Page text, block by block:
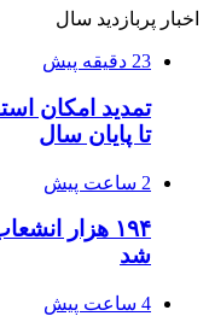
اخبار پربازدید سال
23 دقیقه پیش
تمدید امکان
تا پایان سال
2 ساعت پیش
۱۹۴ هزار
شد
4 ساعت پیش